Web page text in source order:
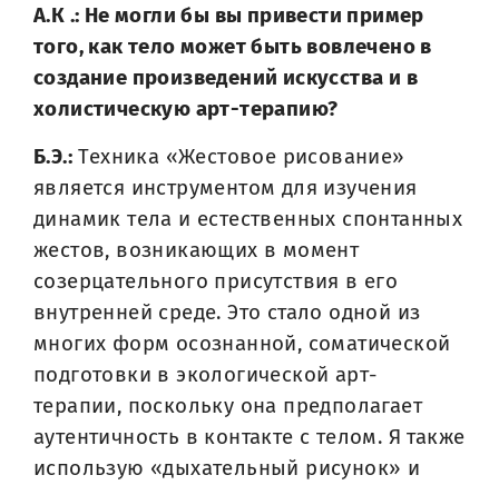
А.К .: Не могли бы вы привести пример
того, как тело может быть вовлечено в
создание произведений искусства и в
холистическую арт-терапию?
Б.Э.: Техника «Жестовое рисование»
является инструментом для изучения
динамик тела и естественных спонтанных
жестов, возникающих в момент
созерцательного присутствия в его
внутренней среде. Это стало одной из
многих форм осознанной, соматической
подготовки в экологической арт-
терапии, поскольку она предполагает
аутентичность в контакте с телом. Я также
использую «дыхательный рисунок» и